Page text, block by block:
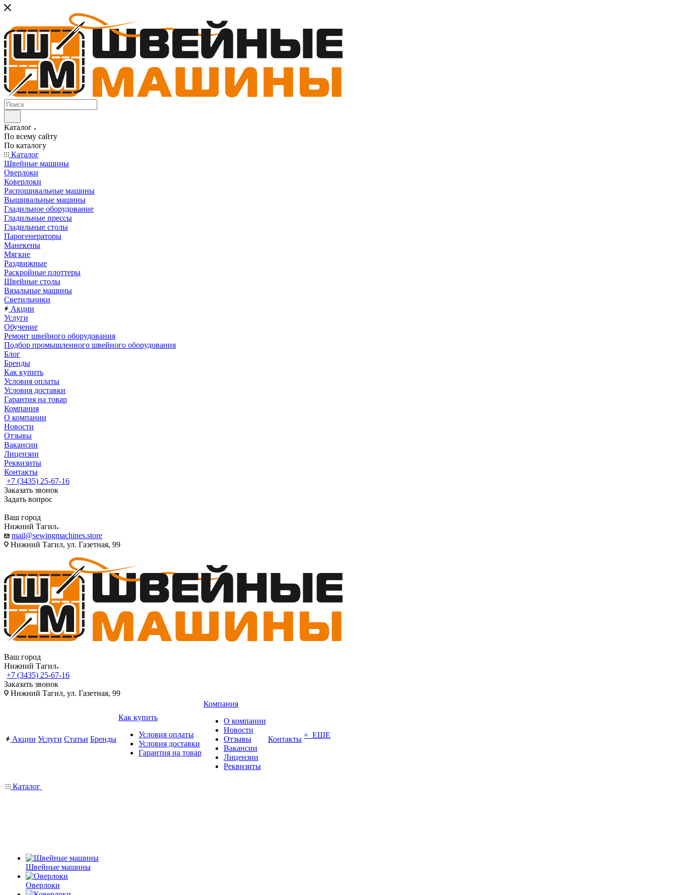
Каталог
По всему сайту
По каталогу
Каталог
Швейные машины
Оверлоки
Коверлоки
Распошивальные машины
Вышивальные машины
Гладильное оборудование
Гладильные прессы
Гладильные столы
Парогенераторы
Манекены
Мягкие
Раздвижные
Раскройные плоттеры
Швейные столы
Вязальные машины
Светильники
Акции
Услуги
Обучение
Ремонт швейного оборудования
Подбор промышленного швейного оборудования
Блог
Бренды
Как купить
Условия оплаты
Условия доставки
Гарантия на товар
Компания
О компании
Новости
Отзывы
Вакансии
Лицензии
Реквизиты
Контакты
+7 (3435) 25-67-16
Заказать звонок
Задать вопрос
Ваш город
Нижний Тагил
mail@sewingmachines.store
Нижний Тагил, ул. Газетная, 99
Ваш город
Нижний Тагил
+7 (3435) 25-67-16
Заказать звонок
Нижний Тагил, ул. Газетная, 99
Акции Услуги Статьи Бренды
Как купить
Условия оплаты
Условия доставки
Гарантия на товар
Компания
О компании
Новости
Отзывы
Вакансии
Лицензии
Реквизиты
Контакты + ЕЩЕ
Каталог
Швейные машины
Оверлоки